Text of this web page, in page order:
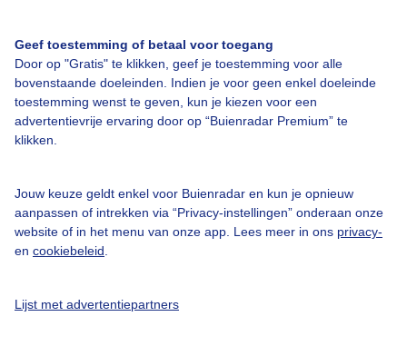
Geef toestemming of betaal voor toegang
Door op "Gratis" te klikken, geef je toestemming voor alle
bovenstaande doeleinden. Indien je voor geen enkel doeleinde
toestemming wenst te geven, kun je kiezen voor een
advertentievrije ervaring door op “Buienradar Premium” te
klikken.
Jouw keuze geldt enkel voor Buienradar en kun je opnieuw
aanpassen of intrekken via “Privacy-instellingen” onderaan onze
website of in het menu van onze app. Lees meer in ons privacy-
en cookiebeleid
Lijst met advertentiepartners
Over Buienradar
Bedrijfsgegevens
Veelgestelde vragen
Toegankelijkheid
Gebruikersvoorwaarden
Adverteren